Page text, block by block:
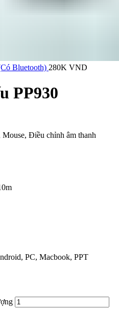
Bluetooth) 280K VND
PP930
Điều chỉnh âm thanh
PC, Macbook, PPT